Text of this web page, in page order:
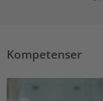
Kompetenser